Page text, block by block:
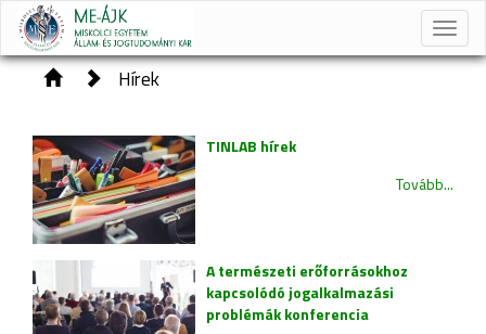
Toggle
Hírek
TINLAB hírek
Tovább...
A természeti erőforrásokhoz
kapcsolódó jogalkalmazási
problémák konferencia